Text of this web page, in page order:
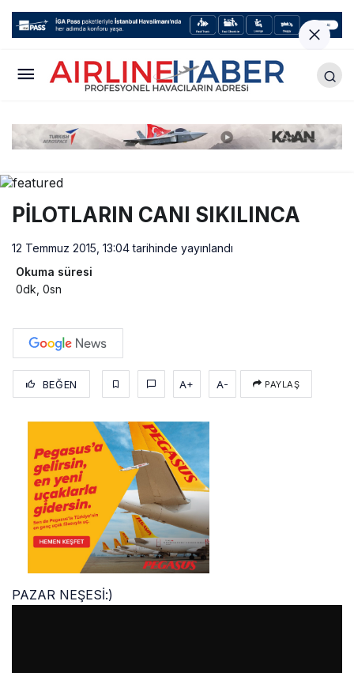
PİLOTLARIN CANI SIKILINCA
12 Temmuz 2015, 13:04tarihinde yayınlandı
Okuma süresi
0dk, 0sn
BEĞEN A+ A- PAYLAŞ
PAZAR NEŞESİ:)